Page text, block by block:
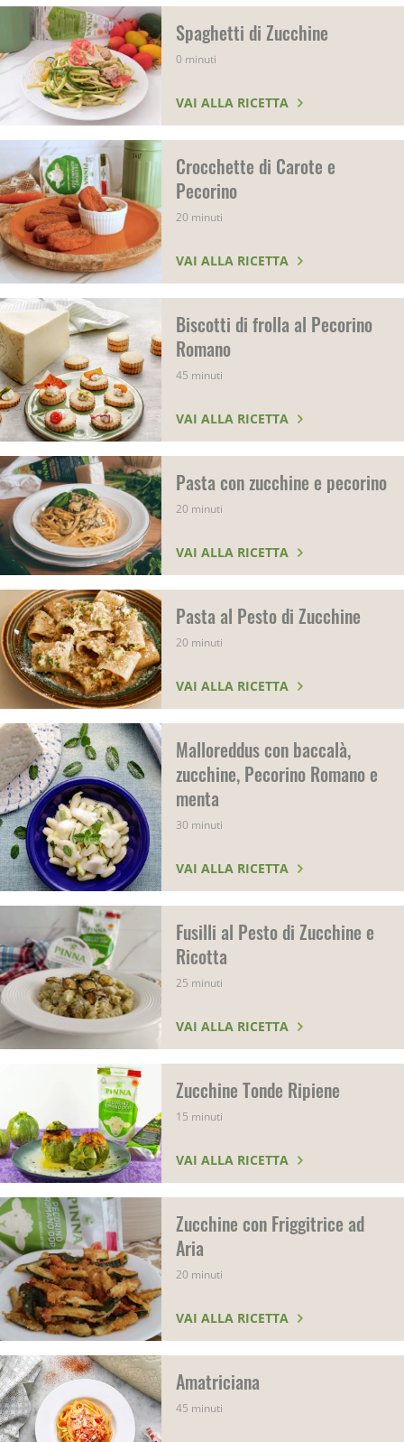
Spaghetti di Zucchine
0 minuti
VAI ALLA RICETTA
Crocchette di Carote e
Pecorino
20 minuti
VAI ALLA RICETTA
Biscotti di frolla al Pecorino
Romano
45 minuti
VAI ALLA RICETTA
Pasta con zucchine e pecorino
20 minuti
VAI ALLA RICETTA
Pasta al Pesto di Zucchine
20 minuti
VAI ALLA RICETTA
Malloreddus con baccalà,
zucchine, Pecorino Romano e
menta
30 minuti
VAI ALLA RICETTA
Fusilli al Pesto di Zucchine e
Ricotta
25 minuti
VAI ALLA RICETTA
Zucchine Tonde Ripiene
15 minuti
VAI ALLA RICETTA
Zucchine con Friggitrice ad
Aria
20 minuti
VAI ALLA RICETTA
Amatriciana
45 minuti